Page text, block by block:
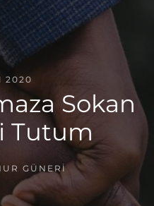
2020
Sokan
Tutum
GÜNERI